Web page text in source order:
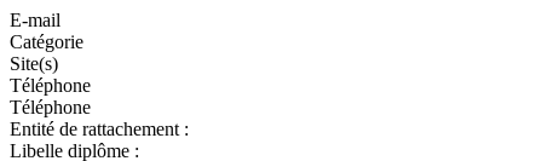
E-mail
Catégorie
Site(s)
Téléphone
Téléphone
Entité de rattachement :
Libelle diplôme :